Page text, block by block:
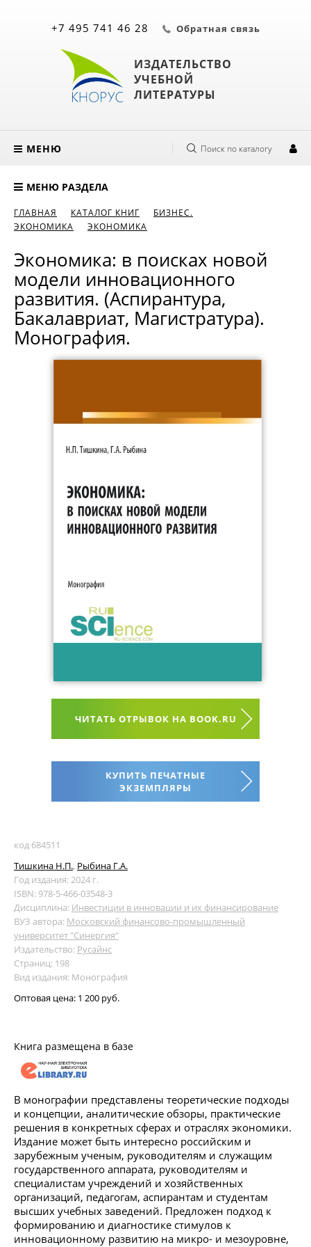
ИЗДАТЕЛЬСТВО
УЧЕБНОЙ
ЛИТЕРАТУРЫ
+7 495 741 46 28 Обратная связь
МЕНЮ Поиск по каталогу
МЕНЮ РАЗДЕЛА
ГЛАВНАЯ КАТАЛОГ КНИГ
БИЗНЕС.
ЭКОНОМИКА
ЭКОНОМИКА
Экономика: в поисках новой
модели инновационного
развития. (Аспирантура,
Бакалавриат, Магистратура).
Монография.
ЧИТАТЬ ОТРЫВОК НА BOOK.RU
КУПИТЬ ПЕЧАТНЫЕ
ЭКЗЕМПЛЯРЫ
код 684511
Тишкина Н.П., Рыбина Г.А.
Год издания: 2024 г.
ISBN: 978-5-466-03548-3
Дисциплина: Инвестиции в инновации и их финансирование
ВУЗ автора: Московский финансово-промышленный
университет "Синергия"
Издательство: Русайнс
Страниц: 198
Вид издания: Монография
Оптовая цена: 1 200 руб.
Книга размещена в базе
В монографии представлены теоретические подходы
и концепции, аналитические обзоры, практические
решения в конкретных сферах и отраслях экономики.
Издание может быть интересно российским и
зарубежным ученым, руководителям и служащим
государственного аппарата, руководителям и
специалистам учреждений и хозяйственных
организаций, педагогам, аспирантам и студентам
высших учебных заведений. Предложен подход к
формированию и диагностике стимулов к
инновационному развитию на микро- и мезоуровне,